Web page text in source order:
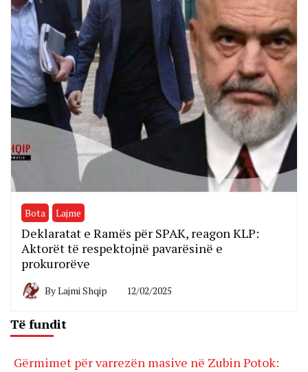
Bota Lajme
Deklaratat e Ramës për SPAK, reagon KLP:
Aktorët të respektojnë pavarësinë e
prokurorëve
ByLajmi Shqip 12/02/2025
Të fundit
Gërmimet për varrezën masive në Zubin Potok: